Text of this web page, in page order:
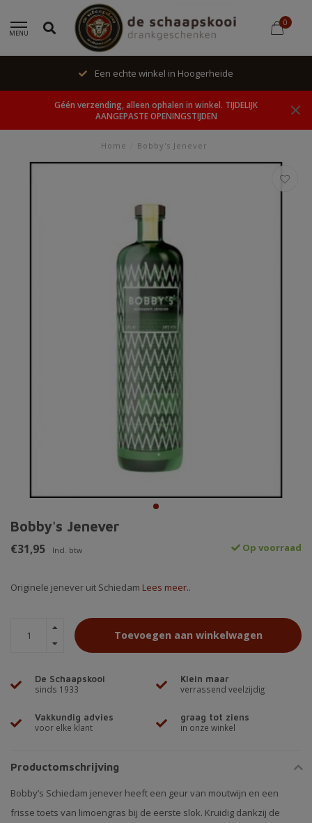
MENU
0
Een echte winkel in Hoogerheide
Géén verzending, alleen ophalen in winkel. TIJDELIJK
AANGEPASTE OPENINGSTIJDEN
Home Bobby's Jenever
Bobby's Jenever
€31,95 Incl. btw Op voorraad
Originele jenever uit Schiedam Lees meer..
Toevoegen aan winkelwagen
De Schaapskooi
sinds 1933
Klein maar
verrassend veelzijdig
Vakkundig advies
voor elke klant
graag tot ziens
in onze winkel
Productomschrijving
Bobby’s Schiedam jenever heeft een geur van moutwijn en een
frisse toets van limoengras bij de eerste slok. Kruidig dankzij de